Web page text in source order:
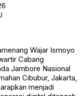
Wajar Ismoyo
Cabang
Jambore Nasional
Cibubur, Jakarta,
menjadi